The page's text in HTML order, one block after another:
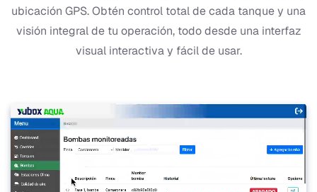
ubicación GPS. Obtén control total de cada tanque y una
visión integral de tu operación, todo desde una interfaz
visual interactiva y fácil de usar.